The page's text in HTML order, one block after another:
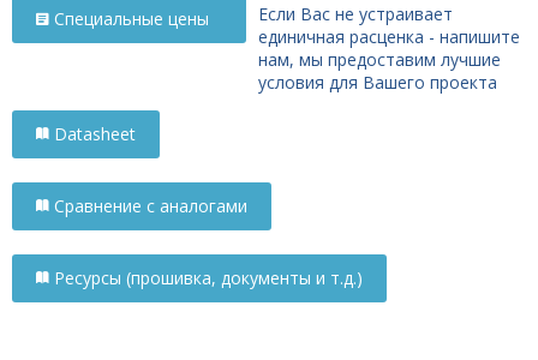
Специальные цены
Если Вас не устраивает
единичная расценка - напишите
нам, мы предоставим лучшие
условия для Вашего проекта
Datasheet
Сравнение с аналогами
Ресурсы (прошивка, документы и т.д.)